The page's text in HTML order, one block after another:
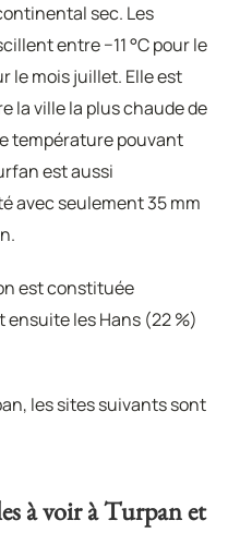
sec. Les
entre −11 °C pour le
le mois juillet. Elle est
la ville la plus chaude de
température pouvant
est aussi
avec seulement 35 mm
est constituée
les Hans (22 %)
les sites suivants sont
à voir à Turpan et